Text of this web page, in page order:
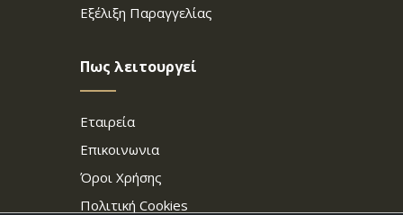
Εξέλιξη Παραγγελίας
Πως λειτουργεί
Εταιρεία
Επικοινωνια
Όροι Χρήσης
Πολιτική Cookies